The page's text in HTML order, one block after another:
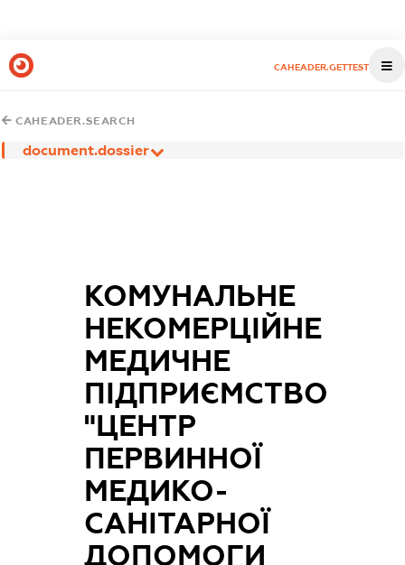
CAHEADER.GETTEST
CAHEADER.SEARCH
document.dossier
КОМУНАЛЬНЕ
НЕКОМЕРЦІЙНЕ
МЕДИЧНЕ
ПІДПРИЄМСТВО
"ЦЕНТР
ПЕРВИННОЇ
МЕДИКО-
САНІТАРНОЇ
ДОПОМОГИ